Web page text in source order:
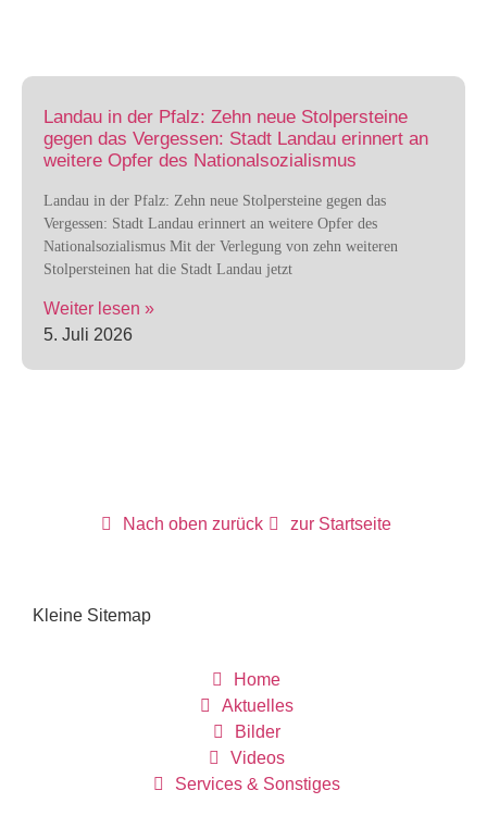
Landau in der Pfalz: Zehn neue Stolpersteine
gegen das Vergessen: Stadt Landau erinnert an
weitere Opfer des Nationalsozialismus
Landau in der Pfalz: Zehn neue Stolpersteine gegen das
Vergessen: Stadt Landau erinnert an weitere Opfer des
Nationalsozialismus Mit der Verlegung von zehn weiteren
Stolpersteinen hat die Stadt Landau jetzt
Weiter lesen »
5. Juli 2026
Nach oben zurück zur Startseite
Kleine Sitemap
Home
Aktuelles
Bilder
Videos
Services & Sonstiges